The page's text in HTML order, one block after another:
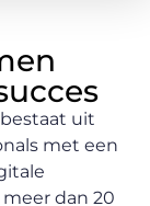
uit
met een
dan 20